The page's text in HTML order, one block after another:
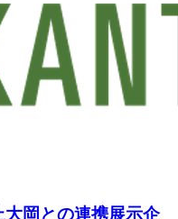
岡との連携展示企